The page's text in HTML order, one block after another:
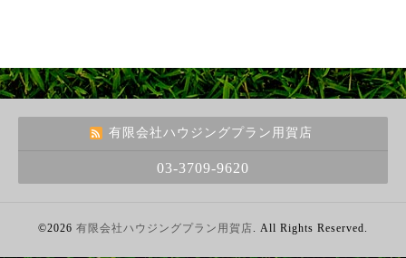
有限会社ハウジングプラン用賀店
03-3709-9620
©2026 有限会社ハウジングプラン用賀店. All Rights Reserved.